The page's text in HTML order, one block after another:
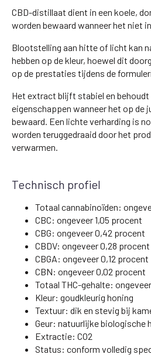
CBD-distillaat dient in een koele,
worden bewaard wanneer het niet
Blootstelling aan hitte of licht kan
hebben op de kleur, hoewel dit
op de prestaties tijdens de
Het extract blijft stabiel en
eigenschappen wanneer het op de
bewaard. Een lichte verharding is
worden teruggedraaid door het
verwarmen.
Technisch profiel
Totaal cannabinoïden:
CBC: ongeveer 1,05 procent
CBG: ongeveer 0,42 procent
CBDV: ongeveer 0,28 procent
CBGA: ongeveer 0,12 procent
CBN: ongeveer 0,02 procent
Totaal THC-gehalte:
Kleur: goudkleurig honing
Textuur: dik en stevig bij
Geur: natuurlijke biologische
Extractie: CO2
Status: conform volledig